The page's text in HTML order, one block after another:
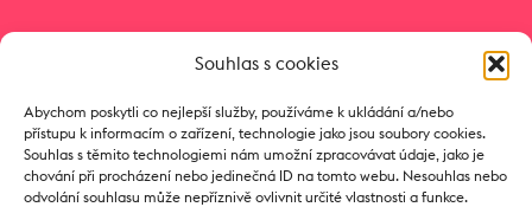
Souhlas s cookies
Abychom poskytli co nejlepší služby, používáme k ukládání a/nebo
přístupu k informacím o zařízení, technologie jako jsou soubory cookies.
Souhlas s těmito technologiemi nám umožní zpracovávat údaje, jako je
chování při procházení nebo jedinečná ID na tomto webu. Nesouhlas nebo
odvolání souhlasu může nepříznivě ovlivnit určité vlastnosti a funkce.